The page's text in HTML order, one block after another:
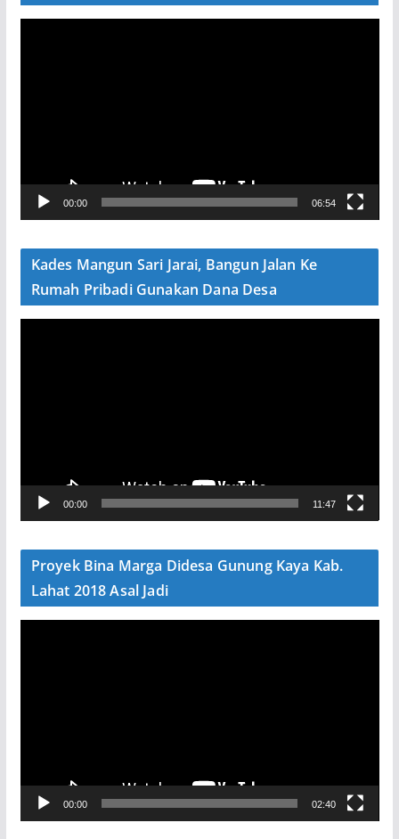
V
e
00:00 06:54
Kades Mangun Sari Jarai, Bangun Jalan Ke
Rumah Pribadi Gunakan Dana Desa
V
e
00:00 11:47
Proyek Bina Marga Didesa Gunung Kaya Kab.
Lahat 2018 Asal Jadi
V
00:00 02:40